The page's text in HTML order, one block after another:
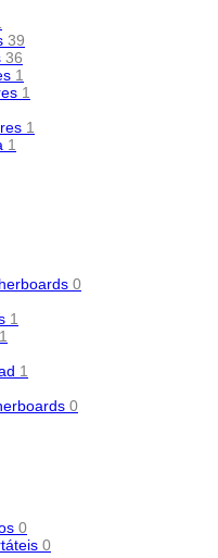
39
36
1
1
1
1
0
1
1
1
0
0
0